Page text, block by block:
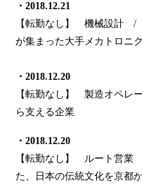
・2018.12.21
【転勤なし】 機械設計 /
が集まった大手メカトロニ
・2018.12.20
【転勤なし】 製造オペ
ら支える企業
・2018.12.20
【転勤なし】 ルート営
た、日本の伝統文化を京都